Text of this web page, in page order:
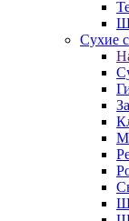
Сухие